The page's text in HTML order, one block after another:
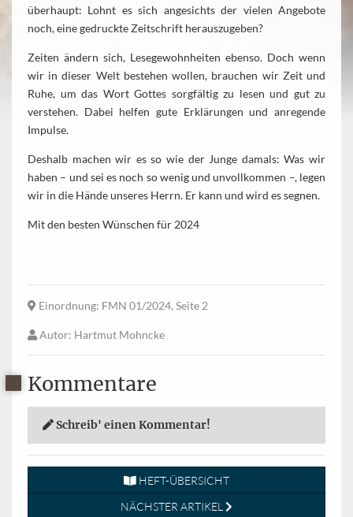
überhaupt: Lohnt es sich angesichts der vielen Angebote
noch, eine gedruckte Zeitschrift herauszugeben?
Zeiten ändern sich, Lesegewohnheiten ebenso. Doch wenn
wir in dieser Welt bestehen wollen, brauchen wir Zeit und
Ruhe, um das Wort Gottes sorgfältig zu lesen und gut zu
verstehen. Dabei helfen gute Erklärungen und anregende
Impulse.
Deshalb machen wir es so wie der Junge damals: Was wir
haben – und sei es noch so wenig und unvollkommen –, legen
wir in die Hände unseres Herrn. Er kann und wird es segnen.
Mit den besten Wünschen für 2024
Einordnung: FMN 01/2024, Seite 2
Autor: Hartmut Mohncke
Kommentare
Schreib' einen Kommentar!
HEFT-ÜBERSICHT
NÄCHSTER ARTIKEL